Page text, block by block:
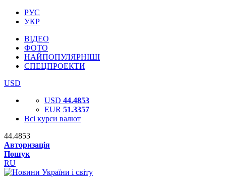
РУС
УКР
ВІДЕО
ФОТО
НАЙПОПУЛЯРНІШІ
СПЕЦПРОЕКТИ
USD
USD 44.4853
EUR 51.3357
Всі курси валют
44.4853
Авторизація
Пошук
RU